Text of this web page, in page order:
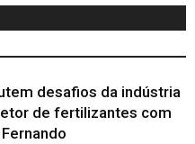
desafios da indústria
de fertilizantes com